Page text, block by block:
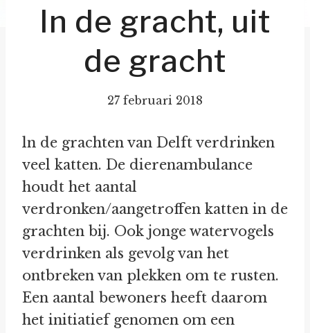
In de gracht, uit
de gracht
27 februari 2018
ln de grachten van Delft verdrinken
veel katten. De dierenambulance
houdt het aantal
verdronken/aangetroffen katten in de
grachten bij. Ook jonge watervogels
verdrinken als gevolg van het
ontbreken van plekken om te rusten.
Een aantal bewoners heeft daarom
het initiatief genomen om een